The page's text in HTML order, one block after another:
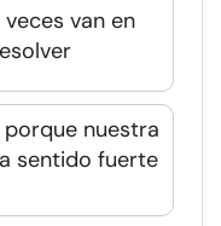
van en
nuestra
sentido fuerte